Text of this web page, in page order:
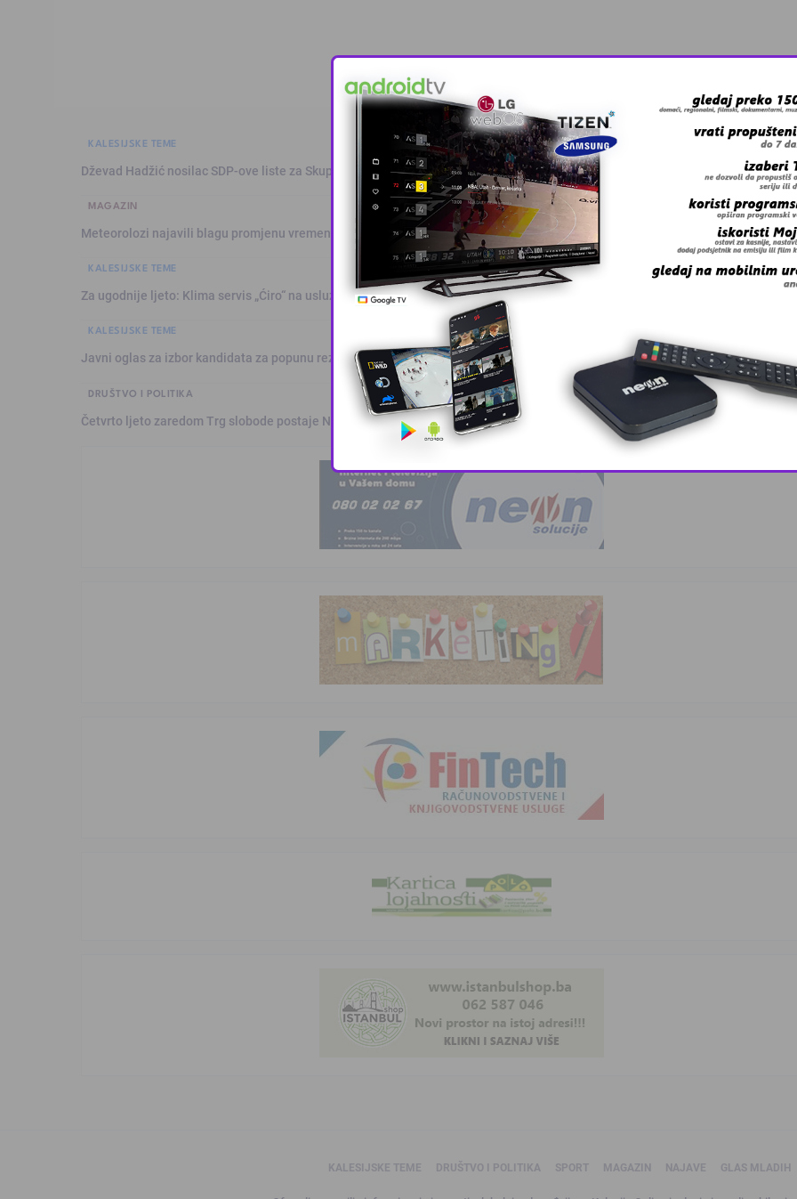
KALESIJSKE TEME
Dževad Hadžić nosilac SDP-ove liste za Skupštinu Tuzlanskog kanton …
MAGAZIN
Meteorolozi najavili blagu promjenu vremena: Sutra pljuskovi i grmljav …
KALESIJSKE TEME
Za ugodnije ljeto: Klima servis „Ćiro“ na usluzi građanima
KALESIJSKE TEME
Javni oglas za izbor kandidata za popunu rezervne liste kvalifikovanih …
DRUŠTVO I POLITIKA
Četvrto ljeto zaredom Trg slobode postaje Naše mjesto – BingoL …
KALESIJSKE TEME DRUŠTVO I POLITIKA SPORT MAGAZIN NAJAVE GLAS MLADIH
This popup will close in: